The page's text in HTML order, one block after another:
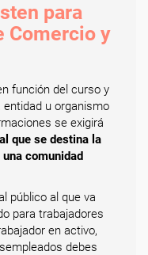
para
Comercio y
función del curso y
u organismo
se exigirá
que se destina la
comunidad
público al que va
para trabajadores
en activo,
debes